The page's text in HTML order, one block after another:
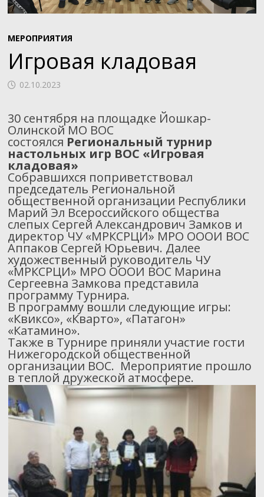
МЕРОПРИЯТИЯ
Игровая кладовая
02.10.2023
30 сентября на площадке Йошкар-
Олинской МО ВОС
состоялся Региональный турнир
настольных игр ВОС «Игровая
кладовая»
Собравшихся поприветствовал
председатель Региональной
общественной организации Республики
Марий Эл Всероссийского общества
слепых Сергей Александрович Замков и
директор ЧУ «МРКСРЦИ» МРО ОООИ ВОС
Аппаков Сергей Юрьевич. Далее
художественный руководитель ЧУ
«МРКСРЦИ» МРО ОООИ ВОС Марина
Сергеевна Замкова представила
программу Турнира.
В программу вошли следующие игры:
«Квиксо», «Кварто», «Патагон»
«Катамино».
Также в Турнире приняли участие гости
Нижегородской общественной
организации ВОС. Мероприятие прошло
в теплой дружеской атмосфере.